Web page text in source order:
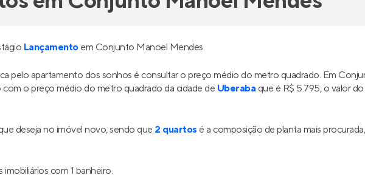
Lançamentoem Conjunto Manoel Mendes.
pelo apartamento dos sonhos é consultar o preço médio do metro quadrado. Em
o preço médio do metro quadrado da cidade de Uberaba que é R$ 5.795, o valor
deseja no imóvel novo, sendo que 2 quartos é a composição de planta mais
com 1 banheiro.